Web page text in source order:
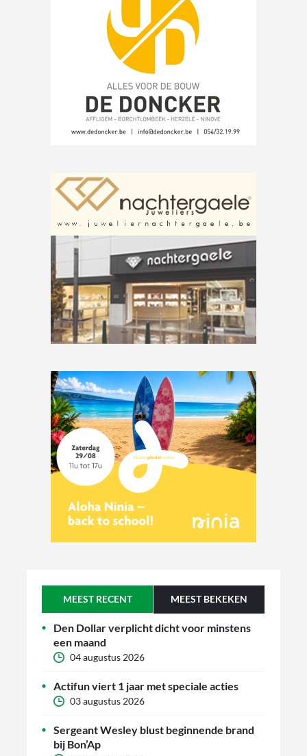
MEEST RECENT MEEST BEKEKEN
Den Dollar verplicht dicht voor minstens
een maand
04 augustus 2026
Actifun viert 1 jaar met speciale acties
03 augustus 2026
Sergeant Wesley blust beginnende brand
bij Bon’Ap